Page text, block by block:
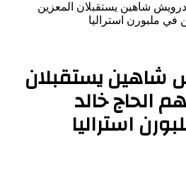
شاهين يستقبلان المعزين
في ملبورن استراليا
شاهين يستقبلان
الحاج خالد
استراليا